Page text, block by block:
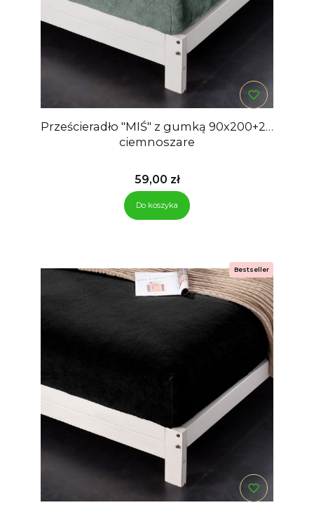
Prześcieradło "MIŚ" z gumką 90x200+28
ciemnoszare
Cena
59,00 zł
Do koszyka
Bestseller